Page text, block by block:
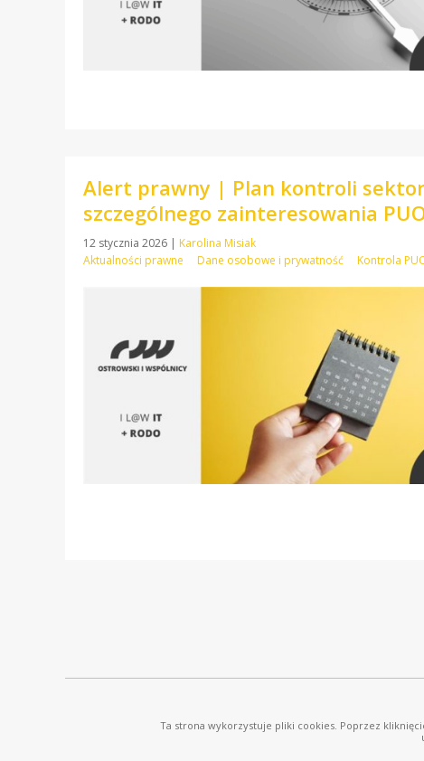
Alert prawny | Plan kontroli
szczególnego zainteresowania
12 stycznia 2026 | Karolina Misiak
Aktualności prawne
Dane osobowe i prywatność Kontrola
Ta strona wykorzystuje pliki cookies. Poprzez